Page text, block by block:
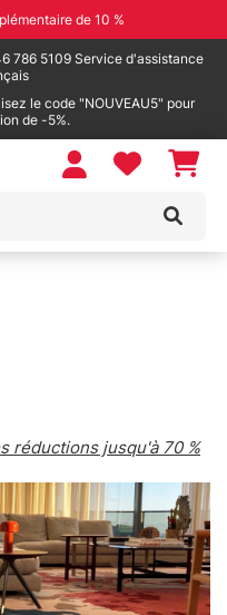
de 10 %
786 5109 Service d'assistance
le code "NOUVEAU5" pour
de -5%.
réductions jusqu'à 70 %